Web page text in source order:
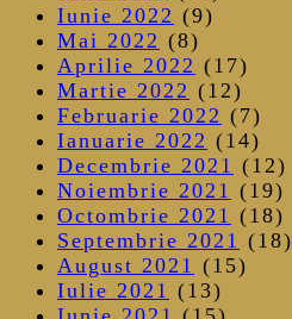
Iunie 2022 (9)
Mai 2022 (8)
Aprilie 2022 (17)
Martie 2022 (12)
Februarie 2022 (7)
Ianuarie 2022 (14)
Decembrie 2021 (12)
Noiembrie 2021 (19)
Octombrie 2021 (18)
Septembrie 2021 (18)
August 2021 (15)
Iulie 2021 (13)